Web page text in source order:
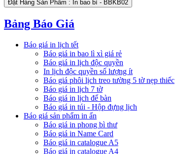
Đặt Hàng Sản Phẩm : In bao bì - BBKB02
Bảng Báo Giá
Báo giá in lịch tết
Báo giá in bao lì xì giá rẻ
Báo giá in lịch độc quyền
In lịch độc quyền số lượng ít
Báo giá phôi lịch treo tường 5 tờ nẹp thiếc
Báo giá in lịch 7 tờ
Báo giá in lịch để bàn
Báo giá in túi - Hộp đựng lịch
Báo giá sản phẩm in ấn
Báo giá in phong bì thư
Báo giá in Name Card
Báo giá in catalogue A5
Báo giá in catalogue A4